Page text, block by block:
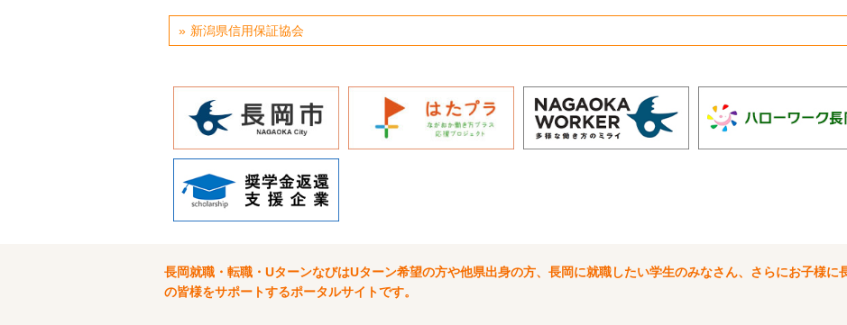
新潟県信用保証協会
長岡就職・転職・UターンなびはUターン希望の方や他県出身の方、長岡に就職したい学生のみなさん、さらにお子様に
の皆様をサポートするポータルサイトです。